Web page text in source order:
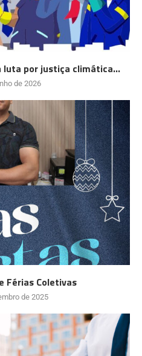
luta por justiça climática...
de 2026
Férias Coletivas
de 2025